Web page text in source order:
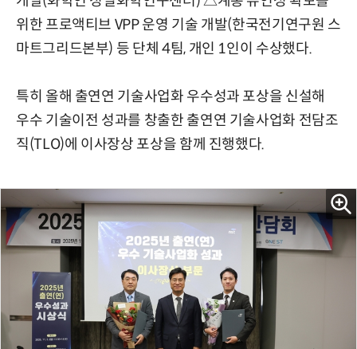
위한 프로액티브 VPP 운영 기술 개발(한국전기연구원 스
마트그리드본부) 등 단체 4팀, 개인 1인이 수상했다.
특히 올해 출연연 기술사업화 우수성과 포상을 신설해
우수 기술이전 성과를 창출한 출연연 기술사업화 전담조
직(TLO)에 이사장상 포상을 함께 진행했다.